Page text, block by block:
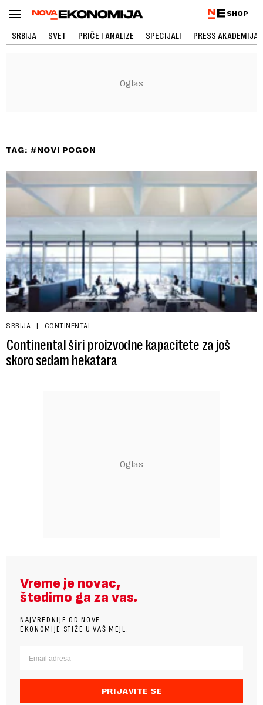
SHOP
SRBIJA SVET PRIČE I ANALIZE SPECIJALI PRESS AKADEMIJA
TAG: #NOVI POGON
SRBIJA CONTINENTAL
Continental širi proizvodne kapacitete za još
skoro sedam hekatara
Vreme je novac,
štedimo ga za vas.
NAJVREDNIJE OD NOVE
EKONOMIJE STIŽE U VAŠ MEJL.
PRIJAVITE SE